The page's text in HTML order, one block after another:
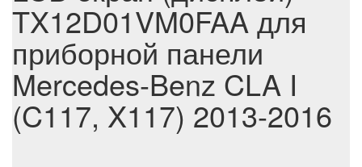
TX12D01VM0FAA для
приборной панели
Mercedes-Benz CLA I
(C117, X117) 2013-2016